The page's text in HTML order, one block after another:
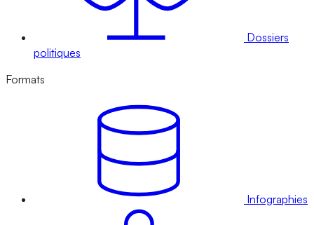
Dossiers
politiques
Formats
Infographies